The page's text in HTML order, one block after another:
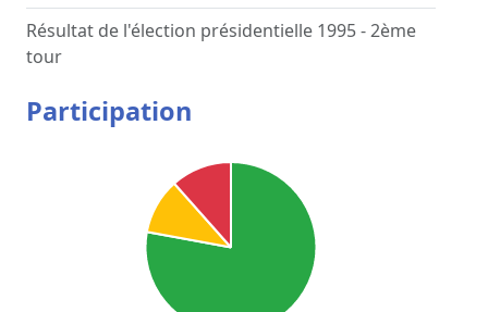
Résultat de l'élection présidentielle 1995 - 2ème
tour
Participation